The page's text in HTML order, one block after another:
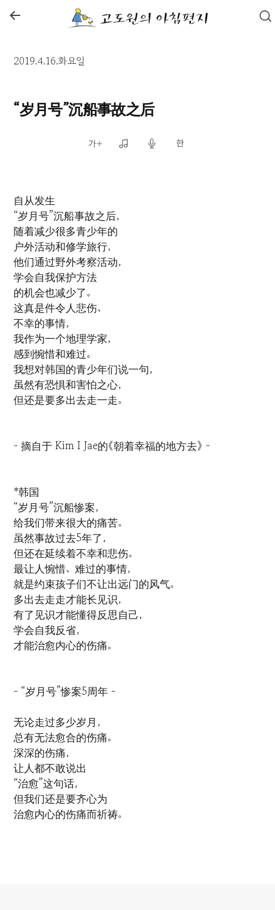
←
2019.4.16.화요일
“岁月号”沉船事故之后
自从发生
“岁月号”沉船事故之后，
随着减少很多青少年的
户外活动和修学旅行，
他们通过野外考察活动，
学会自我保护方法
的机会也减少了。
这真是件令人悲伤、
不幸的事情，
我作为一个地理学家，
感到惋惜和难过。
我想对韩国的青少年们说一句，
虽然有恐惧和害怕之心，
但还是要多出去走一走。
- 摘自于 Kim I Jae的《朝着幸福的地方去》 -
*韩国
“岁月号”沉船惨案，
给我们带来很大的痛苦。
虽然事故过去5年了，
但还在延续着不幸和悲伤。
最让人惋惜、难过的事情，
就是约束孩子们不让出远门的风气。
多出去走走才能长见识，
有了见识才能懂得反思自己，
学会自我反省，
才能治愈内心的伤痛。
- “岁月号”惨案5周年 -
无论走过多少岁月，
总有无法愈合的伤痛。
深深的伤痛，
让人都不敢说出
“治愈”这句话，
但我们还是要齐心为
治愈内心的伤痛而祈祷。